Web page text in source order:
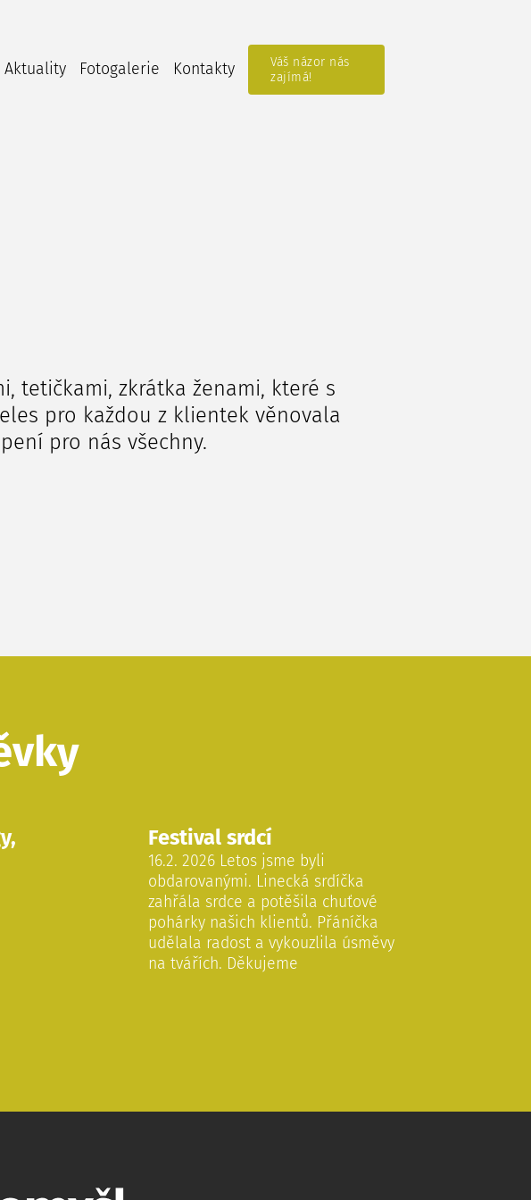
Aktuality Fotogalerie Kontakty
Váš názor nás
zajímá!
tetičkami, zkrátka ženami, které s
pro každou z klientek věnovala
pro nás všechny.
Festival srdcí
16.2. 2026 Letos jsme byli
obdarovanými. Linecká srdíčka
zahřála srdce a potěšila chuťové
pohárky našich klientů. Přáníčka
udělala radost a vykouzlila úsměvy
na tvářích. Děkujeme